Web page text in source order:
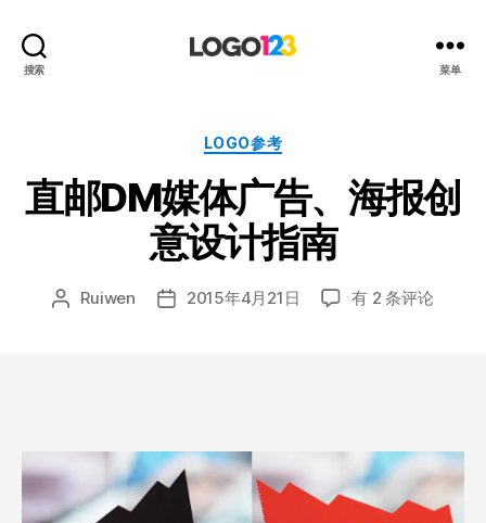
搜索
设
计
博
客
菜单
分
LOGO参考
直邮DM媒体广告、海报创
意设计指南
文 Ruiwen
发 2015年4月21日
直
海
报
创
有 2 条评论